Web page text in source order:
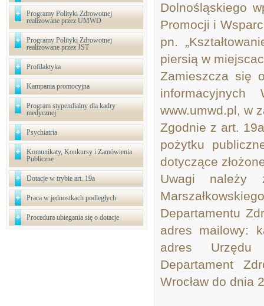
Programy Polityki Zdrowotnej
realizowane przez UMWD
Programy Polityki Zdrowotnej
realizowane przez JST
Profilaktyka
Kampania promocyjna
Program stypendialny dla kadry
medycznej
Psychiatria
Komunikaty, Konkursy i Zamówienia
Publiczne
Dotacje w trybie art. 19a
Praca w jednostkach podległych
Procedura ubiegania się o dotacje
Dolnośląskiego
Promocji i
pn.
piersią w
Zamieszcza się
www.umwd.pl, w
Zgodnie z art.
pożytku
dotyczące
Uwagi należy
Departamentu
adres mailowy:
adres Urzędu
Departament
Wrocław do dnia